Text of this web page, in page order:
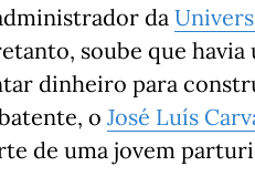
da
soube que havia
dinheiro para
o José Luís
de uma jovem